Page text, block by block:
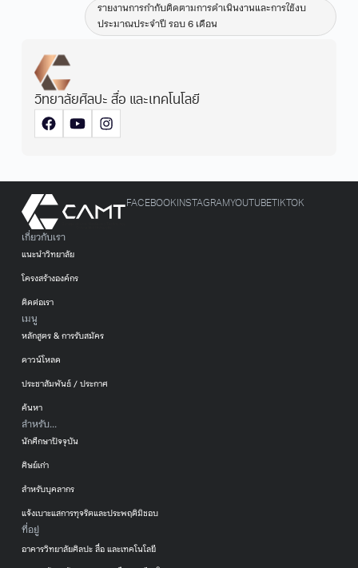
รายงานการกำกับติดตามการดำเนินงานและการใช้งบ
ประมาณประจำปี รอบ 6 เดือน
วิทยาลัยศิลปะ สื่อ และเทคโนโลยี
เกี่ยวกับเรา
แนะนำวิทยาลัย
โครงสร้างองค์กร
ติดต่อเรา
เมนู
หลักสูตร & การรับสมัคร
ดาวน์โหลด
ประชาสัมพันธ์ / ประกาศ
ค้นหา
สำหรับ...
นักศึกษาปัจจุบัน
ศิษย์เก่า
สำหรับบุคลากร
แจ้งเบาะแสการทุจริตและประพฤติมิชอบ
ที่อยู่
อาคารวิทยาลัยศิลปะ สื่อ และเทคโนโลยี
FACEBOOK INSTAGRAMYOUTUBETIKTOK